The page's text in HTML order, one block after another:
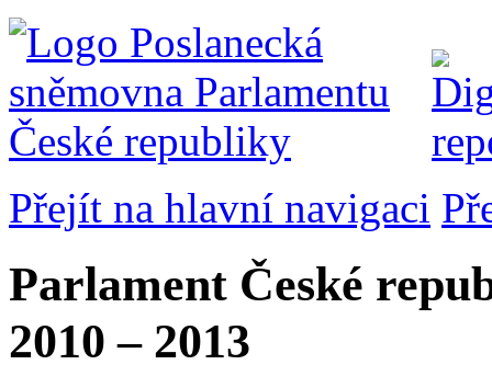
Přejít na hlavní navigaci
Parlament České
2010 – 2013